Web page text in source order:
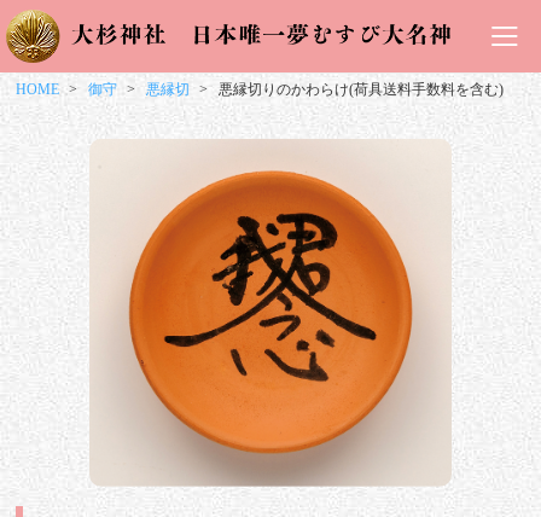
HOME 御守 悪縁切 悪縁切りのかわらけ(荷具送料手数料を含む)